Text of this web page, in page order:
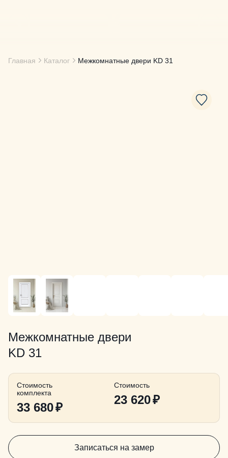
Главная Каталог Межкомнатные двери KD 31
Межкомнатные двери
KD 31
Стоимость
комплекта
33 680₽
Стоимость
23 620₽
Записаться на замер